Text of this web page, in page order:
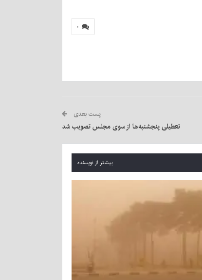
۰
پست بعدی
تعطیلی پنجشنبه‌ها از سوی مجلس تصویب شد
بیشتر از نویسنده